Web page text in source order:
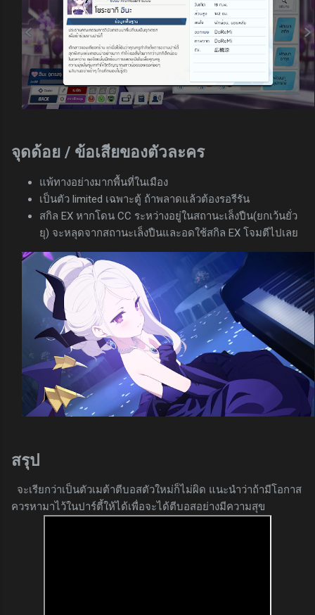
จุดด้อย / ข้อเสียของตัวละคร
แพ้ทางอย่างมากพื้นที่ในเมือง
เป็นตัว limited เฉพาะตู้ ถ้าพลาดแล้วต้องรอรีรัน
สกิล EX หากโดน CC ระหว่างอยู่ในสถานะเล็งปืน(ยกเว้นยั่ว
ยุ) จะหลุดจากสถานะเล็งปืนและอดใช้สกิล EX โจมตีไปเลย
สรุป
จะเรียกว่าเป็นตัวเมต้าตีบอสตัวใหม่ก็ไม่ผิด แนะนำว่าถ้ามีโอกาส
ควรหามาไว้ในปาร์ตี้ให้ได้เพื่อจะได้ตีบอสอย่างมีความสุข